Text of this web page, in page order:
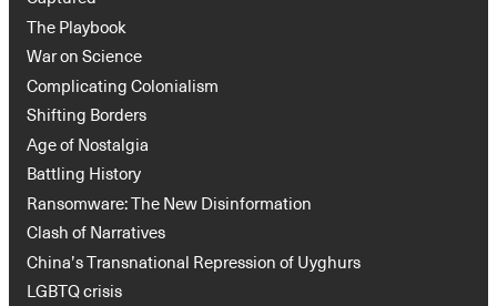
The Playbook
War on Science
Complicating Colonialism
Shifting Borders
Age of Nostalgia
Battling History
Ransomware: The New Disinformation
Clash of Narratives
China’s Transnational Repression of Uyghurs
LGBTQ crisis